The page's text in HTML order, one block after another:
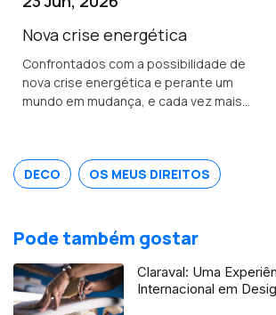
digital do dinheiro emitido pelo banco
central.
Nova crise energética
Confrontados com a possibilidade de
nova crise energética e perante um
mundo em mudança, e cada vez mais
sacrifício e passar a ser vista como
uma escolha consciente, inteligente,
que poderá ser até libertadora.
DECO OS MEUS DIREITOS
Pode também gostar
Claraval: Uma
Internacional em